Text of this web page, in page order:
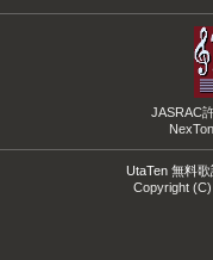
JASRAC
UtaTen 無料
Copyright (C)